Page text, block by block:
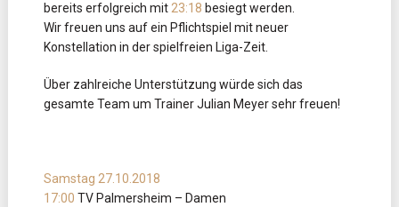
bereits erfolgreich mit 23:18 besiegt werden.
Wir freuen uns auf ein Pflichtspiel mit neuer
Konstellation in der spielfreien Liga-Zeit.
Über zahlreiche Unterstützung würde sich das
gesamte Team um Trainer Julian Meyer sehr freuen!
Samstag 27.10.2018
17:00 TV Palmersheim – Damen